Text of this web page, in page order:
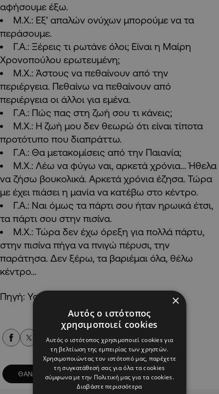
αφήσουμε έξω.
Μ.Χ.: Εξ’ απαλών ονύχων μπορούμε να τα
περάσουμε.
Γ.Α.: Ξέρεις τι ρωτάνε όλοι; Είναι η Μαίρη
Χρονοπούλου ερωτευμένη;
Μ.Χ.: Άστους να πεθαίνουν από την
περιέργεια. Πεθαίνω να πεθαίνουν από
περιέργεια οι άλλοι για εμένα.
Γ.Α.: Πώς πας στη ζωή σου τι κάνεις;
Μ.Χ.: Η ζωή μου δεν θεωρώ ότι είναι τίποτα
προτότυπο που διαπράττω.
Γ.Α.: Θα μετακομίσεις από την Παιανία;
Μ.Χ.: Λέω να φύγω ναι, αρκετά χρόνια… Ήθελα
να ζήσω βουκολικά. Αρκετά χρόνια έζησα. Τώρα
με έχει πιάσει η μανία να κατέβω στο κέντρο.
Γ.Α.: Ναι όμως τα πάρτι σου ήταν ηρωικά έτσι,
τα πάρτι σου στην πισίνα.
Μ.Χ.: Τώρα δεν έχω όρεξη για πολλά πάρτυ,
στην πισίνα πήγα να πνιγώ πέρυσι, την
παράτησα. Δεν ξέρω, τα βαριέμαι όλα, θέλω
κέντρο…
Πηγή: YouWeekly
Alpha Podcasts
ΘΑΝΑΤΟΣ ΜΑΙΡΗ ΧΡΟΝΟΠΟΥΛΟΥ
×
Αυτός ο ιστότοπος
χρησιμοποιεί cookies
Αυτός ο ιστότοπος χρησιμοποιεί cookies για
τη βελτίωση της εμπειρίας των χρηστών.
Χρησιμοποιώντας τον ιστότοπό μας, παρέχετε
τη συγκατάθεσή σας για όλα τα cookies
σύμφωνα με την Πολιτική μας για τα cookies.
Διαβάστε περισσότερα